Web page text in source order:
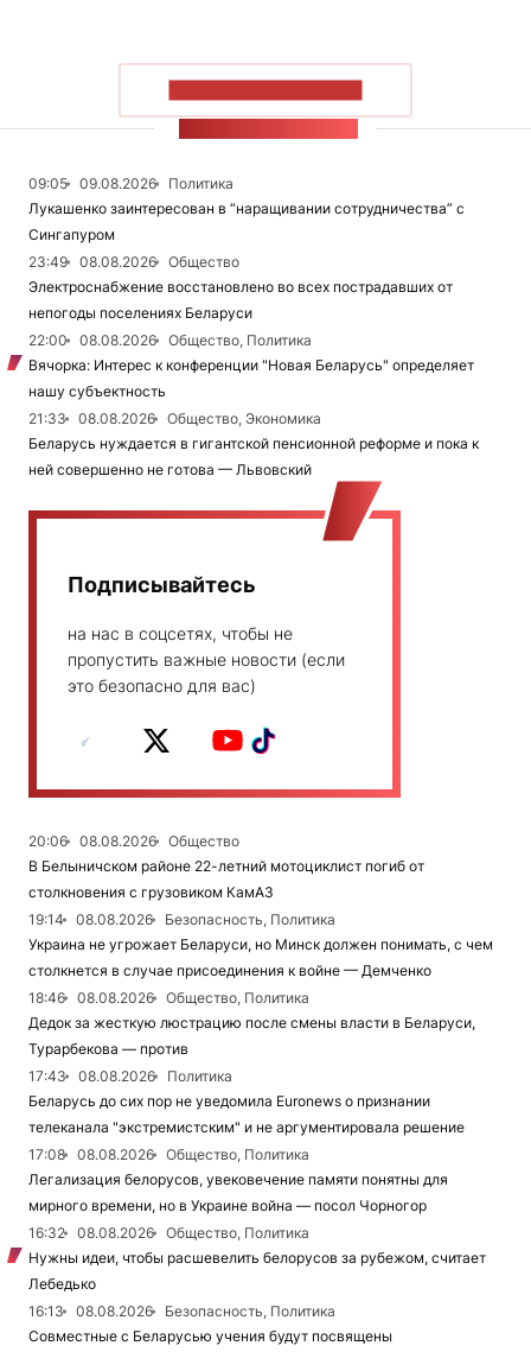
09:05 09.08.2026
Политика
Лукашенко заинтересован в “наращивании сотрудничества” с
Сингапуром
23:49
08.08.2026
Общество
Электроснабжение восстановлено во всех пострадавших от
непогоды поселениях Беларуси
22:00
08.08.2026
Общество, Политика
Вячорка: Интерес к конференции "Новая Беларусь" определяет
нашу субъектность
21:33
08.08.2026
Общество, Экономика
Беларусь нуждается в гигантской пенсионной реформе и пока к
ней совершенно не готова — Львовский
Подписывайтесь
на нас в соцсетях, чтобы не
пропустить важные новости (если
это безопасно для вас)
20:06 08.08.2026
Общество
В Белыничском районе 22-летний мотоциклист погиб от
столкновения с грузовиком КамАЗ
19:14
08.08.2026
Безопасность, Политика
Украина не угрожает Беларуси, но Минск должен понимать, с чем
столкнется в случае присоединения к войне — Демченко
18:46
08.08.2026
Общество, Политика
Дедок за жесткую люстрацию после смены власти в Беларуси,
Турарбекова — против
17:43
08.08.2026
Политика
Беларусь до сих пор не уведомила Euronews о признании
телеканала "экстремистским" и не аргументировала решение
17:08
08.08.2026
Общество, Политика
Легализация белорусов, увековечение памяти понятны для
мирного времени, но в Украине война — посол Чорногор
16:32
08.08.2026
Общество, Политика
Нужны идеи, чтобы расшевелить белорусов за рубежом, считает
Лебедько
16:13
08.08.2026
Безопасность, Политика
Совместные с Беларусью учения будут посвящены